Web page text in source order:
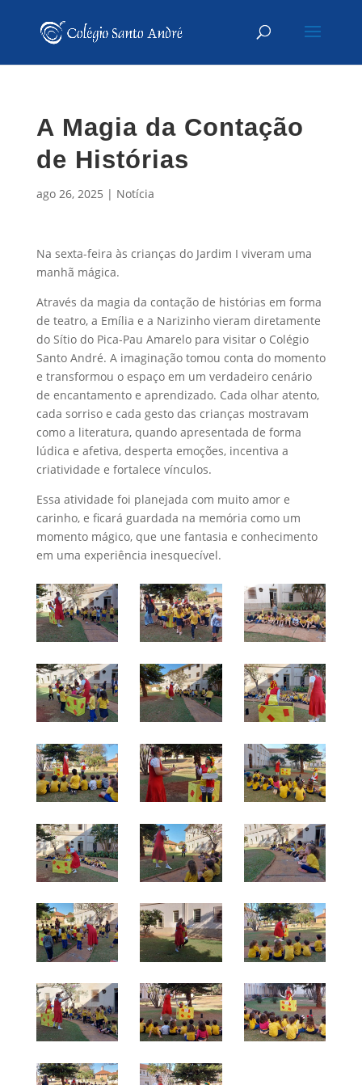
A Magia da Contação
de Histórias
ago 26, 2025 | Notícia
Na sexta-feira às crianças do Jardim I viveram uma
manhã mágica.
Através da magia da contação de histórias em forma
de teatro, a Emília e a Narizinho vieram diretamente
do Sítio do Pica-Pau Amarelo para visitar o Colégio
Santo André. A imaginação tomou conta do momento
e transformou o espaço em um verdadeiro cenário
de encantamento e aprendizado. Cada olhar atento,
cada sorriso e cada gesto das crianças mostravam
como a literatura, quando apresentada de forma
lúdica e afetiva, desperta emoções, incentiva a
criatividade e fortalece vínculos.
Essa atividade foi planejada com muito amor e
carinho, e ficará guardada na memória como um
momento mágico, que une fantasia e conhecimento
em uma experiência inesquecível.